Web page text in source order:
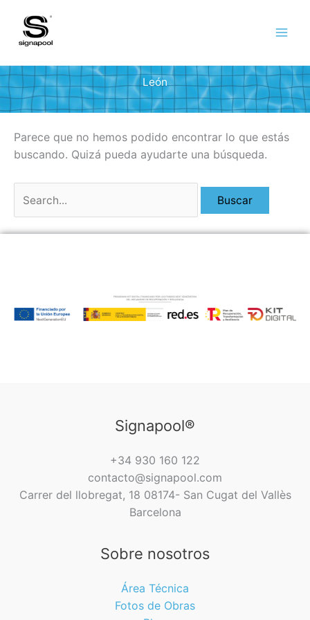
contenido
León
Parece que no hemos podido encontrar lo que estás
buscando. Quizá pueda ayudarte una búsqueda.
por:
Signapool®
+34 930 160 122
contacto@signapool.com
Carrer del llobregat, 18 08174- San Cugat del Vallès
Barcelona
Sobre nosotros
Área Técnica
Fotos de Obras